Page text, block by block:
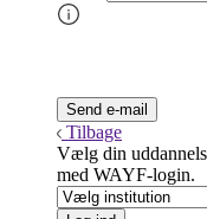
Tilbage
Vælg din
med WAYF-login.